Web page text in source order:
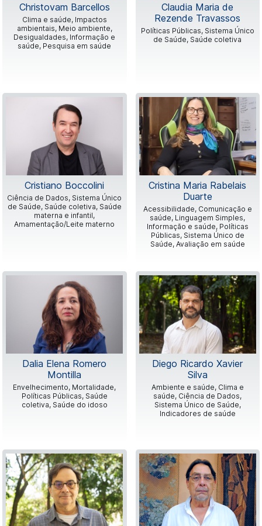
Christovam Barcellos
Clima e saúde, Impactos
ambientais, Meio ambiente,
Desigualdades, Informação e
saúde, Pesquisa em saúde
Claudia Maria de
Rezende Travassos
Políticas Públicas, Sistema Único
de Saúde, Saúde coletiva
Cristiano Boccolini
Ciência de Dados, Sistema Único
de Saúde, Saúde coletiva, Saúde
materna e infantil,
Amamentação/Leite materno
Cristina Maria Rabelais
Duarte
Acessibilidade, Comunicação e
saúde, Linguagem Simples,
Informação e saúde, Políticas
Públicas, Sistema Único de
Saúde, Avaliação em saúde
Dalia Elena Romero
Montilla
Envelhecimento, Mortalidade,
Políticas Públicas, Saúde
coletiva, Saúde do idoso
Diego Ricardo Xavier
Silva
Ambiente e saúde, Clima e
saúde, Ciência de Dados,
Sistema Único de Saúde,
Indicadores de saúde